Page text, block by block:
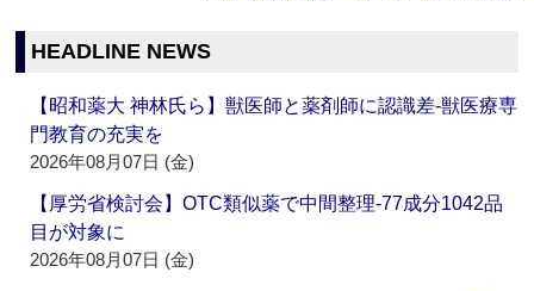
HEADLINE NEWS
【昭和薬大 神林氏ら】獣医師と薬剤師に認識差‐獣医療専
門教育の充実を
2026年08月07日 (金)
【厚労省検討会】OTC類似薬で中間整理‐77成分1042品
目が対象に
2026年08月07日 (金)